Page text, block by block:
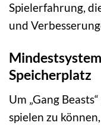
Spielerfahrung,
und
Speicherplatz
Um „Gang
spielen zu